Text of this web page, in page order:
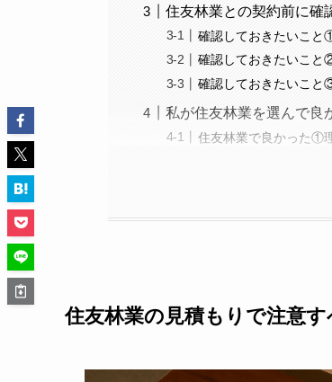
住友林業との契約前に確
確認しておきたいこと
確認しておきたいこと
確認しておきたいこ
私が住友林業を選んで良
住友林業で良かった①
住友林業の見積もりで注意